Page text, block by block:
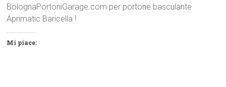
BolognaPortoniGarage.com per portone basculante
Aprimatic Baricella !
Mi piace: